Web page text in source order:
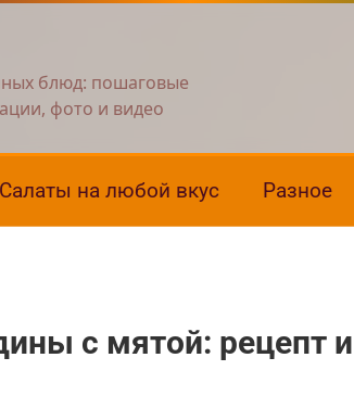
блюд: пошаговые
фото и видео
Салаты на любой вкус Разное
с мятой: рецепт и